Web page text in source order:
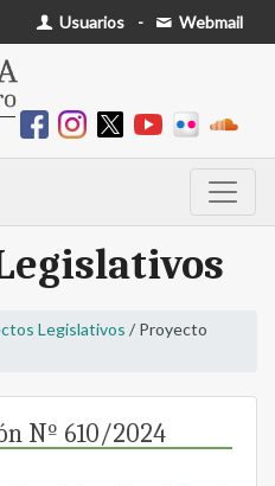
Usuarios - Webmail
Legislativos / Proyecto
Nº 610/2024